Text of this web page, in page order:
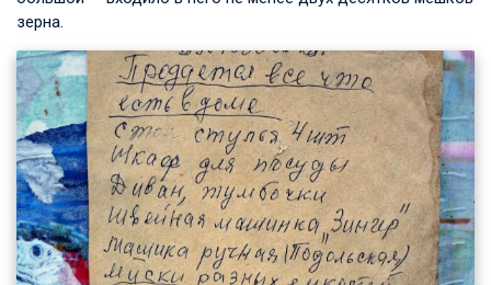
зерна.